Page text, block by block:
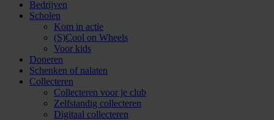
Bedrijven
Scholen
Kom in actie
(S)Cool on Wheels
Voor kids
Doneren
Schenken of nalaten
Collecteren
Collecteren voor je club
Zelfstandig collecteren
Digitaal collecteren